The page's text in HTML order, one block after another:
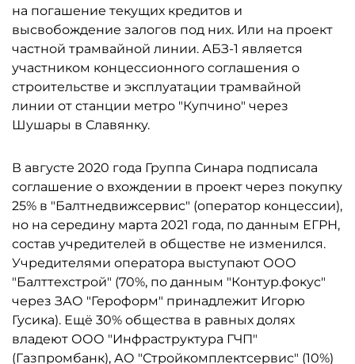
на погашение текущих кредитов и
высвобождение залогов под них. Или на проект
частной трамвайной линии. АБЗ-1 является
участником концессионного соглашения о
строительстве и эксплуатации трамвайной
линии от станции метро "Купчино" через
Шушары в Славянку.
В августе 2020 года Группа Синара подписала
соглашение о вхождении в проект через покупку
25% в "Балтнедвижсервис" (оператор концессии),
но на середину марта 2021 года, по данным ЕГРН,
состав учредителей в обществе не изменился.
Учредителями оператора выступают ООО
"Балттехстрой" (70%, по данным "Контур.фокус"
через ЗАО "Героформ" принадлежит Игорю
Гусика). Ещё 30% общества в равных долях
владеют ООО "Инфраструктура ГЧП"
(Газпромбанк), АО "Стройкомплектсервис" (10%)